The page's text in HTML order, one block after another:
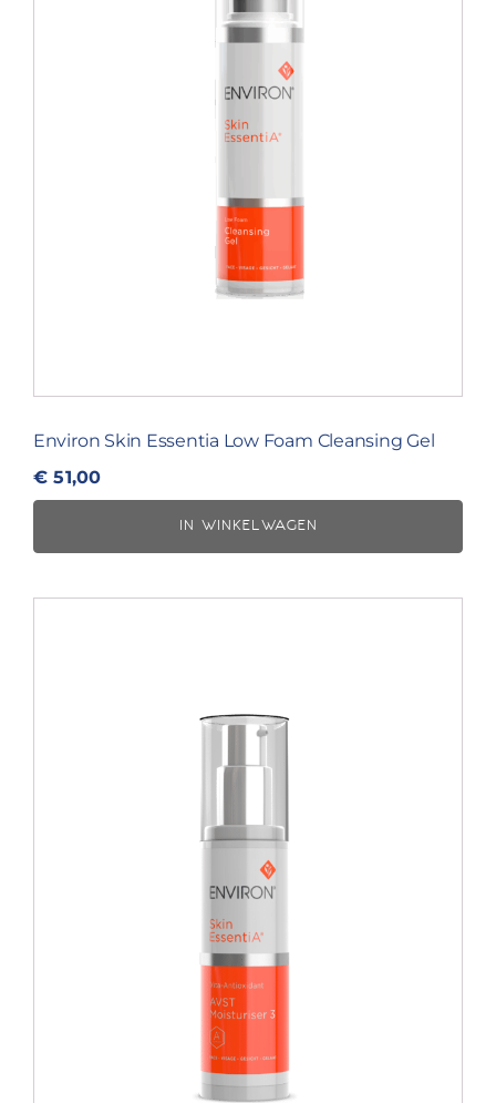
Environ Skin Essentia Low Foam Cleansing Gel
€ 51,00
IN WINKELWAGEN